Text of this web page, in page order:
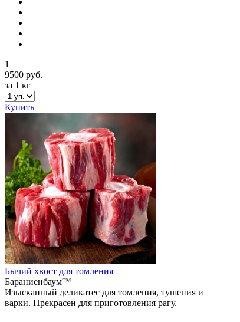
1
9500 руб.
за 1 кг
Купить
Бычий хвост для томления
Бараниенбаум™
Изысканный деликатес для томления, тушения и
варки. Прекрасен для приготовления рагу.